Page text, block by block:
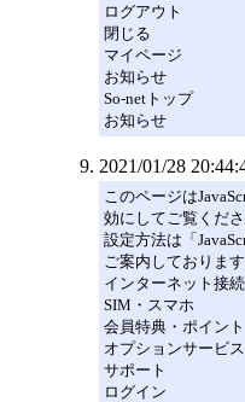
ログアウト
閉じる
マイページ
お知らせ
So-netトップ
お知らせ
2021/01/28
このページは
効にしてご覧くださ
設定方法は「
ご案内しております
インターネット接続
SIM・スマホ
会員特典・ポイント
オプションサービス
サポート
ログイン